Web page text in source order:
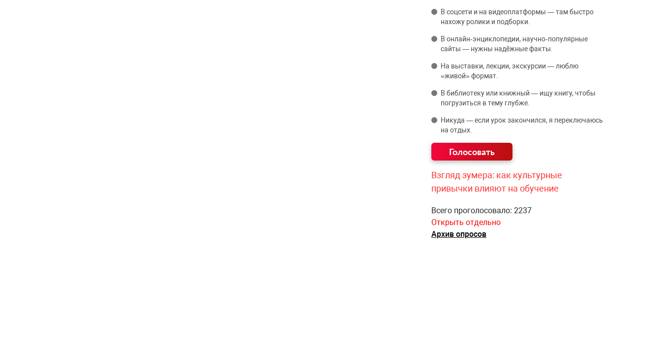
В соцсети и на видеоплатформы — там быстро
нахожу ролики и подборки.
В онлайн‑энциклопедии, научно‑популярные
сайты — нужны надёжные факты.
На выставки, лекции, экскурсии — люблю
«живой» формат.
В библиотеку или книжный — ищу книгу, чтобы
погрузиться в тему глубже.
Никуда — если урок закончился, я переключаюсь
на отдых.
Взгляд зумера: как культурные
привычки влияют на обучение
Всего проголосовало: 2237
Открыть отдельно
Архив опросов